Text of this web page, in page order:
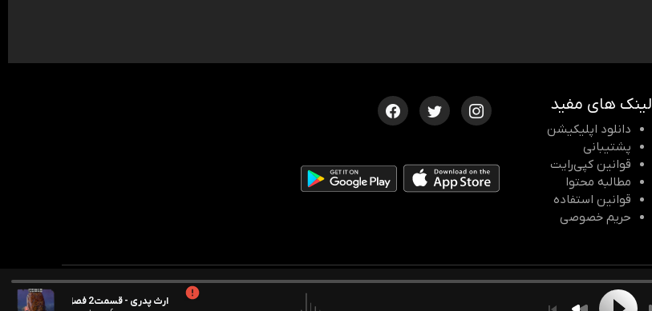
لینک های مفید
دانلود اپلیکیشن
پشتیبانی
قوانین کپی‌رایت
مطالبه محتوا
قوانین استفاده
حریم خصوصی
ارث پدری - قسمت2 فصل4 ساعت صفر